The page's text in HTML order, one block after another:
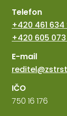
Telefon
+420 461 634
+420 605 073
E-mail
IČO
750 16 176